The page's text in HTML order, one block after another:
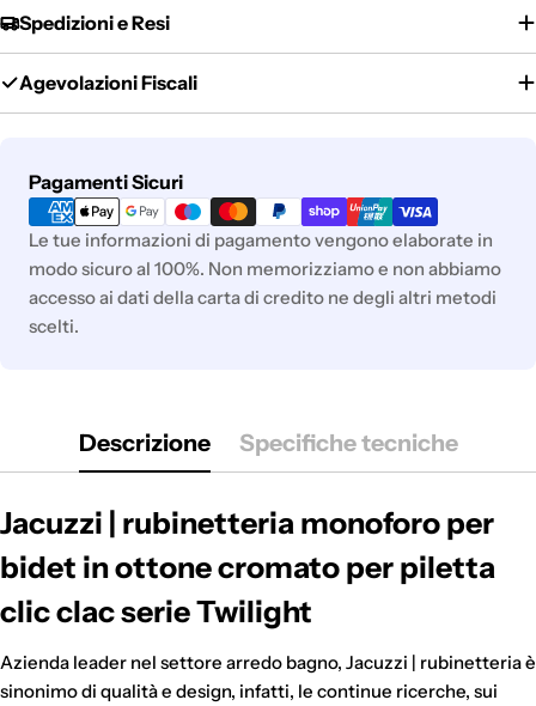
Spedizioni e Resi
Agevolazioni Fiscali
Pagamenti Sicuri
Metodi
di
pagamento
Le tue informazioni di pagamento vengono elaborate in
modo sicuro al 100%. Non memorizziamo e non abbiamo
accesso ai dati della carta di credito ne degli altri metodi
scelti.
Descrizione Specifiche tecniche
Jacuzzi | rubinetteria monoforo per
bidet in ottone cromato per piletta
clic clac serie Twilight
Azienda leader nel settore arredo bagno, Jacuzzi | rubinetteria è
sinonimo di qualità e design, infatti, le continue ricerche, sui